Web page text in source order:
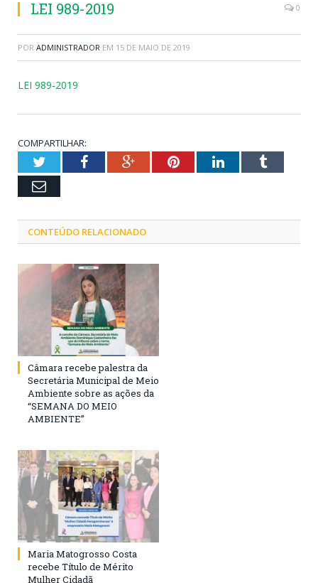
LEI 989-2019 0
POR ADMINISTRADOR EM 15 DE MAIO DE 2019
LEI 989-2019
COMPARTILHAR:
TwitterFacebookGoogle+PinterestLinkedInTumblr
Email
CONTEÚDO RELACIONADO
Câmara recebe palestra da
Secretária Municipal de Meio
Ambiente sobre as ações da
“SEMANA DO MEIO
AMBIENTE”
Maria Matogrosso Costa
recebe Título de Mérito
Mulher Cidadã